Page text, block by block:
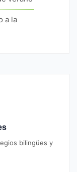
a la
bilingües y